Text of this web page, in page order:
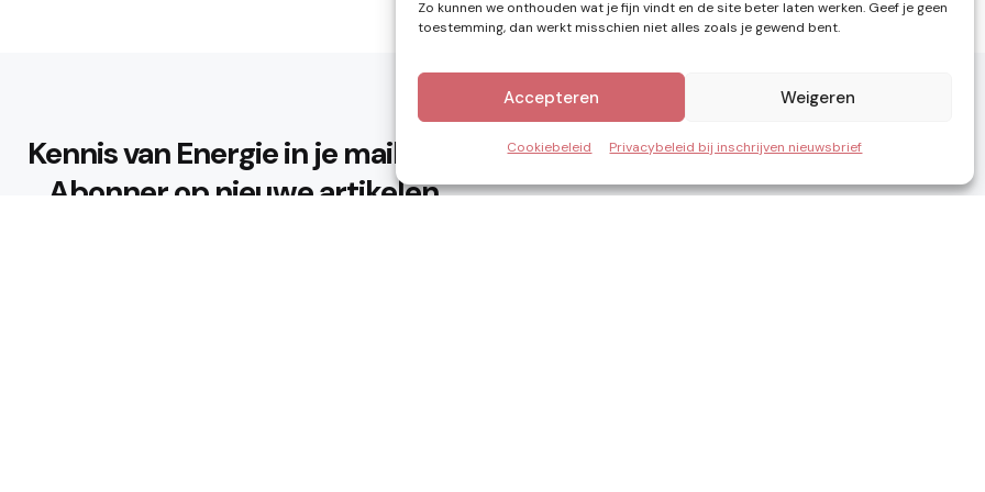
Zo kunnen we onthouden wat je fijn vindt en de site beter laten werken. Geef je geen
toestemming, dan werkt misschien niet alles zoals je gewend bent.
Accepteren Weigeren
Cookiebeleid Privacybeleid bij inschrijven nieuwsbrief
Kennis van Energie in je mailbox?
Abonner op nieuwe artikelen.